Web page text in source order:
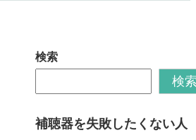
検索
検
補聴器を失敗したくない人